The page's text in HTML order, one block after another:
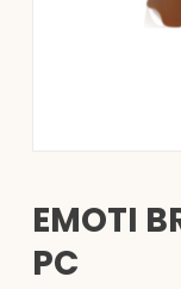
EMOTI
PC